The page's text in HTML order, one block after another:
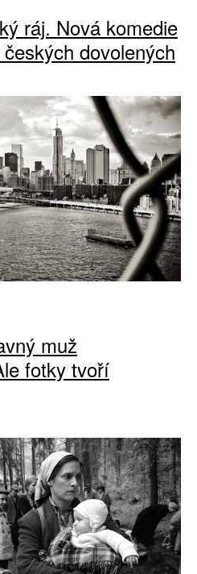
ráj. Nová komedie
dovolených
muž
fotky tvoří